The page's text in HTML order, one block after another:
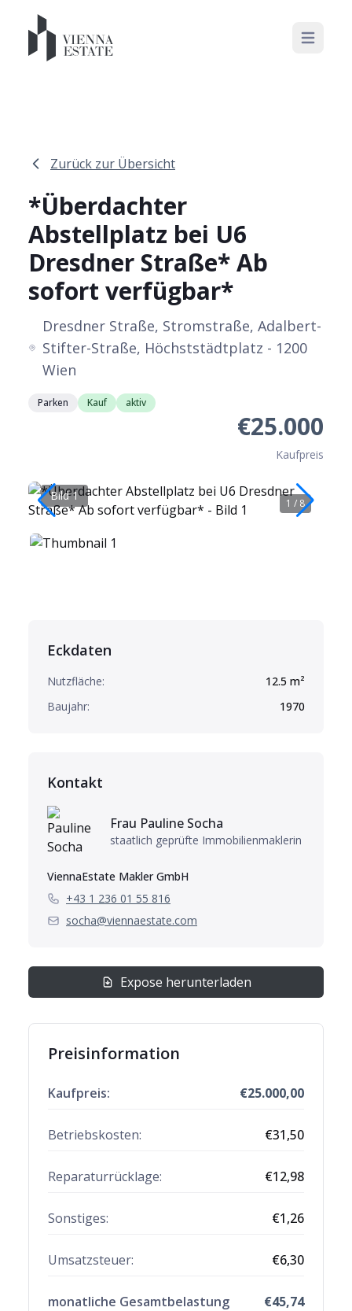
Open
Zurück zur Übersicht
*Überdachter
Abstellplatz bei U6
Dresdner Straße* Ab
sofort verfügbar*
Dresdner Straße, Stromstraße, Adalbert-
Stifter-Straße, Höchststädtplatz - 1200
Wien
Parken Kauf aktiv
€25.000
Kaufpreis
Bild 1
1 / 8
Eckdaten
Nutzfläche: 12.5 m²
Baujahr:
1970
Kontakt
Frau Pauline Socha
staatlich geprüfte Immobilienmaklerin
ViennaEstate Makler GmbH
+43 1 236 01 55 816
socha@viennaestate.com
Expose herunterladen
Preisinformation
Kaufpreis: €25.000,00
Betriebskosten: €31,50
Reparaturrücklage: €12,98
Sonstiges: €1,26
Umsatzsteuer: €6,30
monatliche Gesamtbelastung
€45,74